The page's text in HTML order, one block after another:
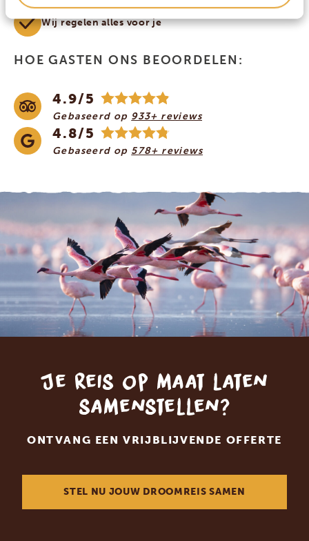
Wij regelen alles voor je
HOE GASTEN ONS BEOORDELEN:
4.9/5
Gebaseerd op 933+ reviews
4.8/5
Gebaseerd op 578+ reviews
Je reis op maat laten
samenstellen?
ONTVANG EEN VRIJBLIJVENDE OFFERTE
STEL NU JOUW DROOMREIS SAMEN